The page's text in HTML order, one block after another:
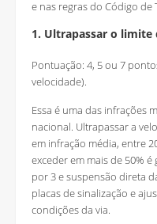
e nas regras do Código de
1. Ultrapassar o
Pontuação: 4, 5 ou 7
velocidade).
Essa é uma das infrações
nacional. Ultrapassar a
em infração média, entre
exceder em mais de 50%
por 3 e suspensão direta
placas de sinalização e
condições da via.